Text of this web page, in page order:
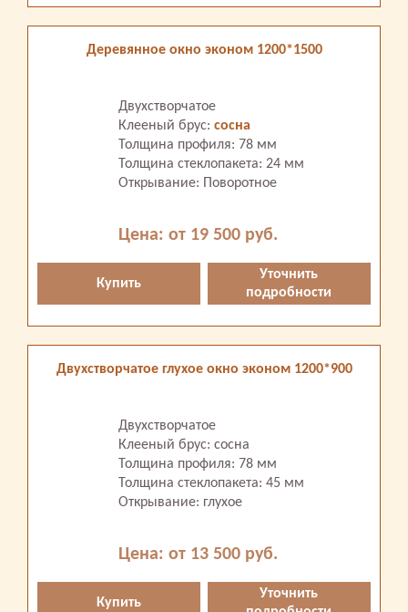
Деревянное окно эконом 1200*1500
Двухстворчатое
Клееный брус: сосна
Толщина профиля: 78 мм
Толщина стеклопакета: 24 мм
Открывание: Поворотное
Цена: от 19 500 руб.
Купить
Уточнить
подробности
Двухстворчатое глухое окно эконом 1200*900
Двухстворчатое
Клееный брус: сосна
Толщина профиля: 78 мм
Толщина стеклопакета: 45 мм
Открывание: глухое
Цена: от 13 500 руб.
Купить
Уточнить